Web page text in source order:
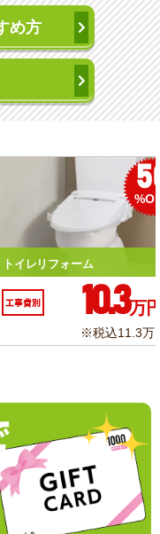
め方
56
%OFF
粧台リフォーム
別 6.2万円〜
※税込6.8万円〜